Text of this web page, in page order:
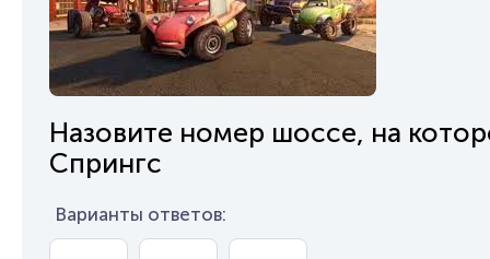
Назовите номер шоссе, на
Спрингс
Варианты ответов: